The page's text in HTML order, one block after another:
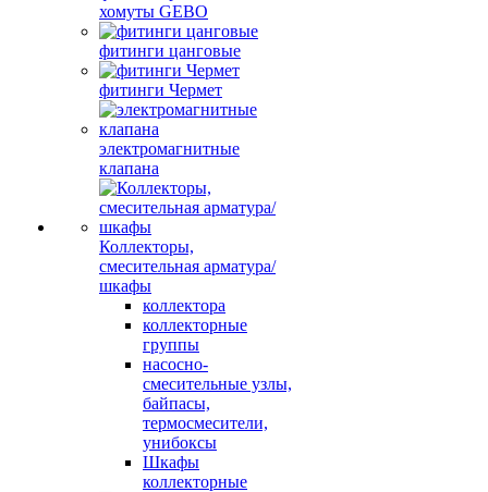
хомуты GEBO
фитинги цанговые
фитинги Чермет
электромагнитные
клапана
Коллекторы,
смесительная арматура/
шкафы
коллектора
коллекторные
группы
насосно-
смесительные узлы,
байпасы,
термосмесители,
унибоксы
Шкафы
коллекторные